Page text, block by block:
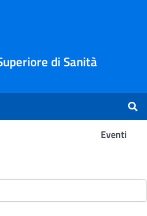
di Sanità
Eventi
Ricerca -